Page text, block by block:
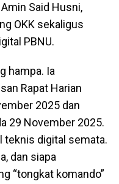
Said Husni,
OKK sekaligus
PBNU.
hampa. Ia
Rapat Harian
2025 dan
29 November 2025.
teknis digital semata.
dan siapa
“tongkat komando”